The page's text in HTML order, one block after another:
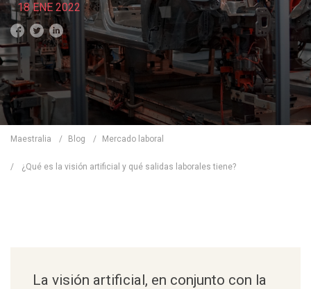
18 ENE 2022
Maestralia / Blog / Mercado laboral
/ ¿Qué es la visión artificial y qué salidas laborales tiene?
La visión artificial, en conjunto con la